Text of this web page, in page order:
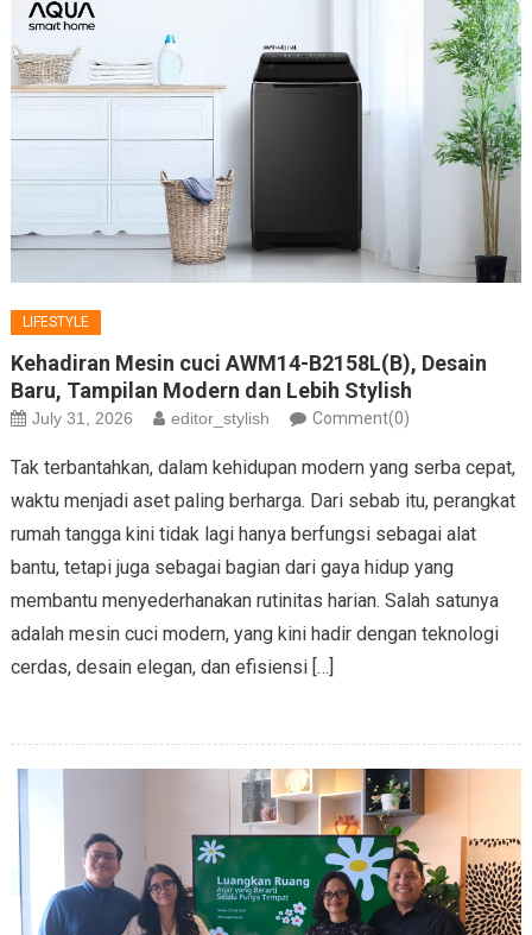
LIFESTYLE
Kehadiran Mesin cuci AWM14-B2158L(B), Desain
Baru, Tampilan Modern dan Lebih Stylish
July 31, 2026 editor_stylish Comment(0)
Tak terbantahkan, dalam kehidupan modern yang serba cepat,
waktu menjadi aset paling berharga. Dari sebab itu, perangkat
rumah tangga kini tidak lagi hanya berfungsi sebagai alat
bantu, tetapi juga sebagai bagian dari gaya hidup yang
membantu menyederhanakan rutinitas harian. Salah satunya
adalah mesin cuci modern, yang kini hadir dengan teknologi
cerdas, desain elegan, dan efisiensi […]